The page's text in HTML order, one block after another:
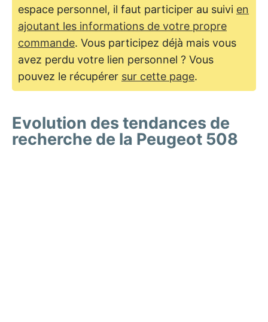
espace personnel, il faut participer au suivi en
ajoutant les informations de votre propre
commande. Vous participez déjà mais vous
avez perdu votre lien personnel ? Vous
pouvez le récupérer sur cette page.
Evolution des tendances de
recherche de la Peugeot 508